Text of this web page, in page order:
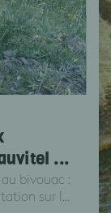
...
bivouac :
sur l...